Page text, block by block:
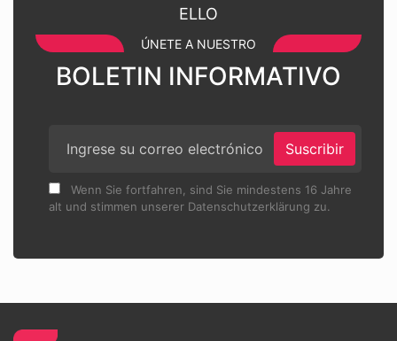
ELLO
ÚNETE A NUESTRO
BOLETIN INFORMATIVO
Suscribir
Wenn Sie fortfahren, sind Sie mindestens 16 Jahre
alt und stimmen unserer Datenschutzerklärung zu.